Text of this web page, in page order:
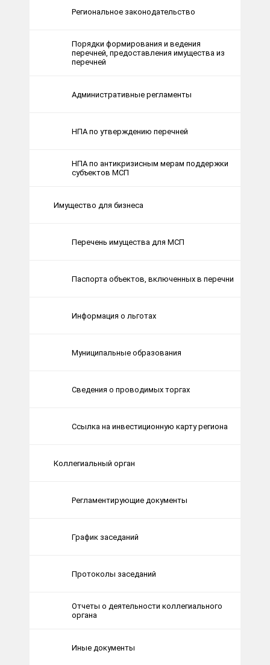
Региональное законодательство
Порядки формирования и ведения
перечней, предоставления имущества из
перечней
Административные регламенты
НПА по утверждению перечней
НПА по антикризисным мерам поддержки
субъектов МСП
Имущество для бизнеса
Перечень имущества для МСП
Паспорта объектов, включенных в перечни
Информация о льготах
Муниципальные образования
Сведения о проводимых торгах
Ссылка на инвестиционную карту региона
Коллегиальный орган
Регламентирующие документы
График заседаний
Протоколы заседаний
Отчеты о деятельности коллегиального
органа
Иные документы